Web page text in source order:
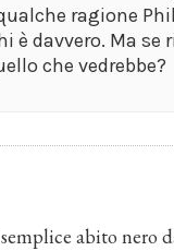
ragione
è davvero. Ma se
che vedrebbe?
abito nero